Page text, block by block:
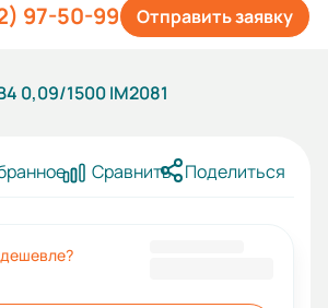
Отправить заявку
97-50-99
0,09/1500 IM2081
Сравнить Поделиться